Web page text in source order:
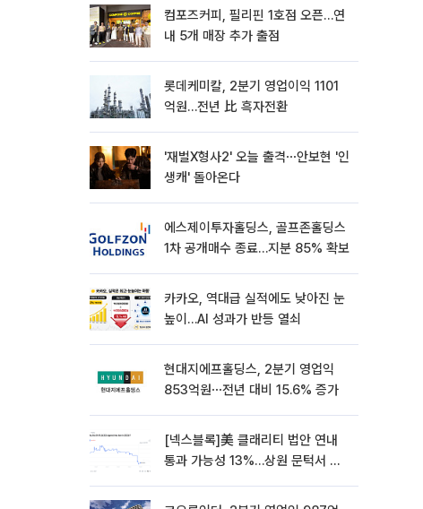
컴포즈커피, 필리핀 1호점 오픈…연
내 5개 매장 추가 출점
롯데케미칼, 2분기 영업이익 1101
억원…전년 比 흑자전환
'재벌X형사2' 오늘 출격⋯안보현 '인
생캐' 돌아온다
에스제이투자홀딩스, 골프존홀딩스
1차 공개매수 종료…지분 85% 확보
카카오, 역대급 실적에도 낮아진 눈
높이…AI 성과가 반등 열쇠
현대지에프홀딩스, 2분기 영업익
853억원⋯전년 대비 15.6% 증가
[넥스블록]美 클래리티 법안 연내
통과 가능성 13%…상원 문턱서 제